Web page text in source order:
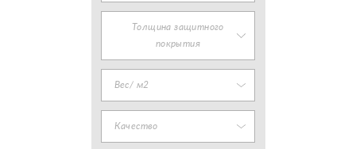
Толщина защитного
покрытия
Вес/ м2
Качество